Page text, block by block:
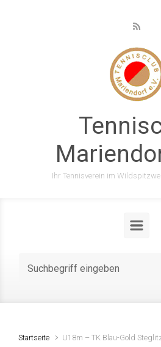
Ihr Tennisverein im
Startseite U18m – TK Blau-Gold